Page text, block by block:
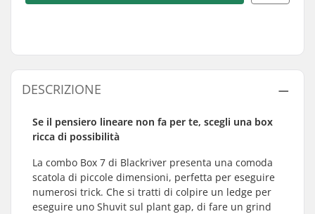
DESCRIZIONE
Se il pensiero lineare non fa per te, scegli una box
ricca di possibilità
La combo Box 7 di Blackriver presenta una comoda
scatola di piccole dimensioni, perfetta per eseguire
numerosi trick. Che si tratti di colpire un ledge per
eseguire uno Shuvit sul plant gap, di fare un grind